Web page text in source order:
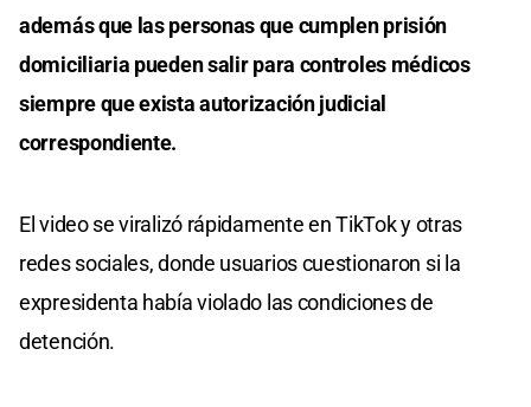
además que las personas que cumplen prisión
domiciliaria pueden salir para controles médicos
siempre que exista autorización judicial
correspondiente.
El video se viralizó rápidamente en TikTok y otras
redes sociales, donde usuarios cuestionaron si la
expresidenta había violado las condiciones de
detención.